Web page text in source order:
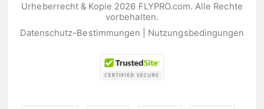
Urheberrecht & Kopie 2026 FLYPRO.com. Alle Rechte
vorbehalten.
Datenschutz-Bestimmungen
Nutzungsbedingungen